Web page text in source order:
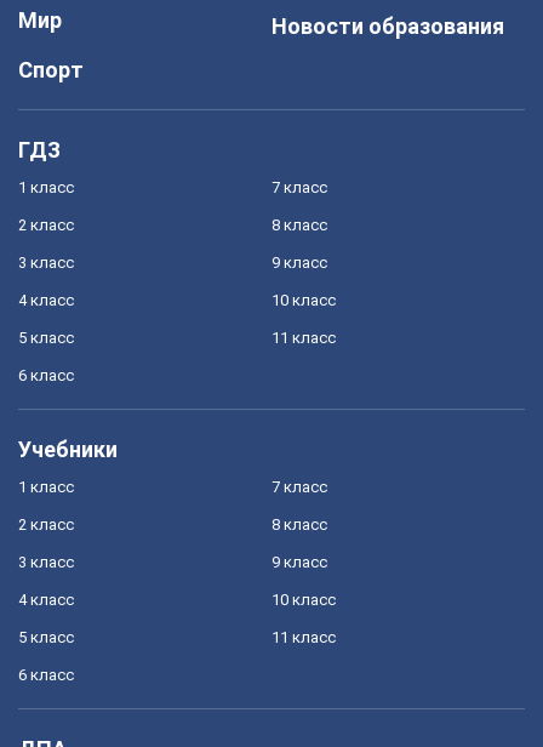
Мир
Спорт
Новости образования
ГДЗ
1 класс
2 класс
3 класс
4 класс
5 класс
6 класс
7 класс
8 класс
9 класс
10 класс
11 класс
Учебники
1 класс
2 класс
3 класс
4 класс
5 класс
6 класс
7 класс
8 класс
9 класс
10 класс
11 класс